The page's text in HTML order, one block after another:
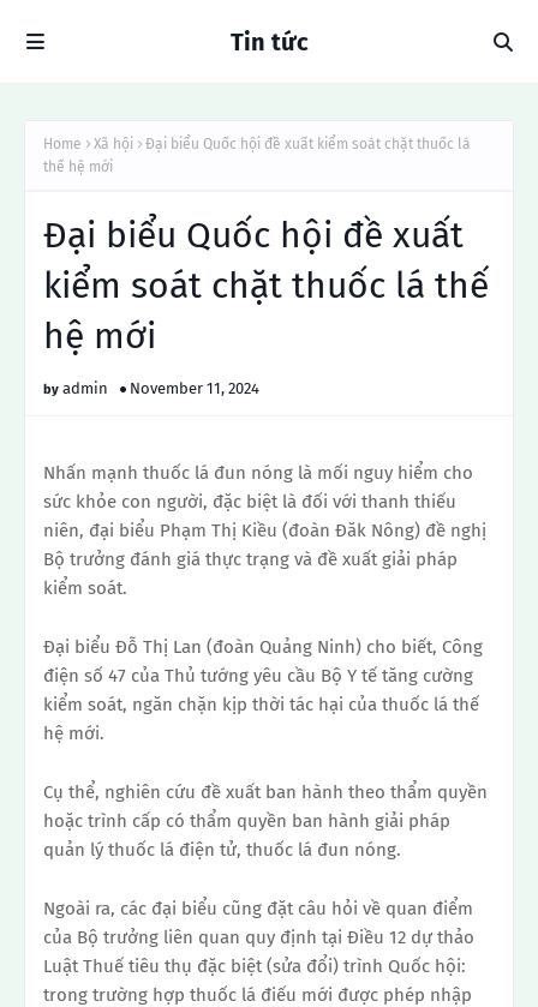
Tin tức
Home Xã hội
Đại biểu Quốc hội đề xuất kiểm soát chặt thuốc lá
thế hệ mới
Đại biểu Quốc hội đề xuất
kiểm soát chặt thuốc lá thế
hệ mới
admin November 11, 2024
Nhấn mạnh thuốc lá đun nóng là mối nguy hiểm cho
sức khỏe con người, đặc biệt là đối với thanh thiếu
niên, đại biểu Phạm Thị Kiều (đoàn Đăk Nông) đề nghị
Bộ trưởng đánh giá thực trạng và đề xuất giải pháp
kiểm soát.
Đại biểu Đỗ Thị Lan (đoàn Quảng Ninh) cho biết, Công
điện số 47 của Thủ tướng yêu cầu Bộ Y tế tăng cường
kiểm soát, ngăn chặn kịp thời tác hại của thuốc lá thế
hệ mới.
Cụ thể, nghiên cứu đề xuất ban hành theo thẩm quyền
hoặc trình cấp có thẩm quyền ban hành giải pháp
quản lý thuốc lá điện tử, thuốc lá đun nóng.
Ngoài ra, các đại biểu cũng đặt câu hỏi về quan điểm
của Bộ trưởng liên quan quy định tại Điều 12 dự thảo
Luật Thuế tiêu thụ đặc biệt (sửa đổi) trình Quốc hội:
trong trường hợp thuốc lá điếu mới được phép nhập